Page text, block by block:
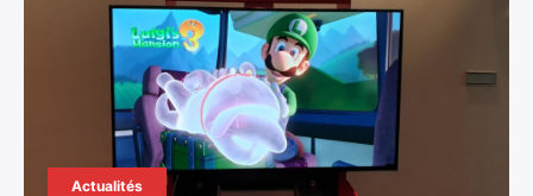
Actualités